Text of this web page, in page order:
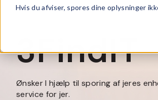
Hvis du afviser, spores dine oplysninger
3FindIT
Ønsker I hjælp til sporing af jeres
service for jer.